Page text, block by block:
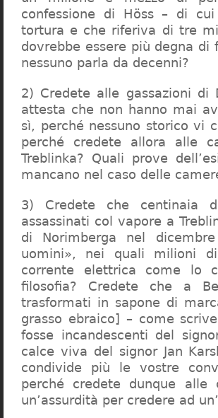
confessione di Höss – di
tortura e che riferiva di tre
dovrebbe essere più degna
nessuno parla da decenni?
2) Credete alle gassazioni di
attesta che non hanno mai
sì, perché nessuno storico vi
perché credete allora alle
Treblinka? Quali prove
mancano nel caso delle
3) Credete che centinaia
assassinati col vapore a
di Norimberga nel
uomini», nei quali milioni
corrente elettrica come lo
filosofia? Credete che a
trasformati in sapone di
grasso ebraico] – come
fosse incandescenti del
calce viva del signor Jan
condivide più le vostre
perché credete dunque alle
un’assurdità per credere ad